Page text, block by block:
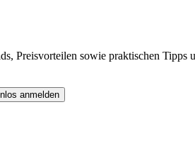
Preisvorteilen sowie praktischen Tipps